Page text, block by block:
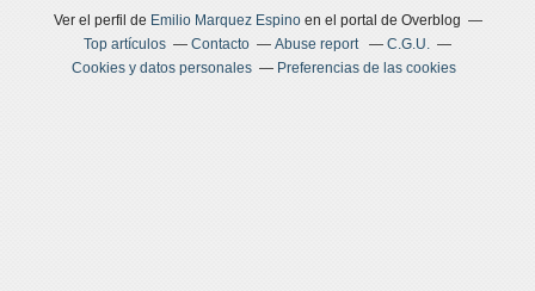
Ver el perfil de Emilio Marquez Espinoen el portal de Overblog
Top artículos
Contacto Abuse report
C.G.U.
Cookies y datos personales
Preferencias de las cookies